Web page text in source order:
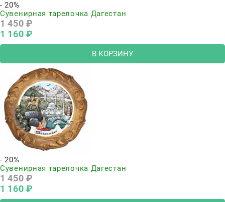
- 20%
Сувенирная тарелочка Дагестан
1 450 ₽
1 160 ₽
В КОРЗИНУ
- 20%
Сувенирная тарелочка Дагестан
1 450 ₽
1 160 ₽